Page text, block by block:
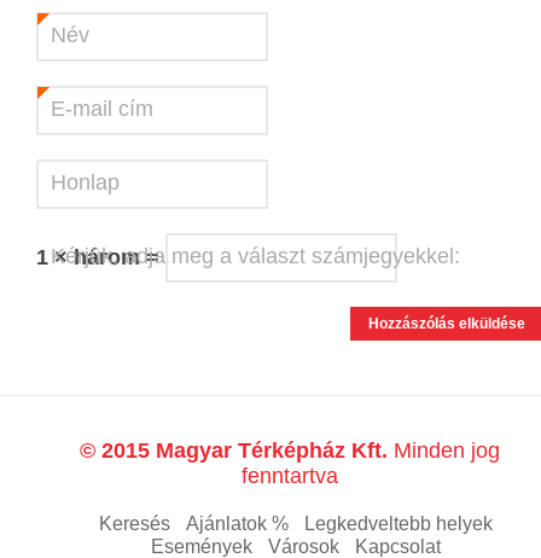
Név
E-mail cím
Honlap
Kérjük, adja meg a választ számjegyekkel:
1 × három =
© 2015 Magyar Térképház Kft. Minden jog
fenntartva
Keresés Ajánlatok %
Legkedveltebb helyek
Események
Városok Kapcsolat